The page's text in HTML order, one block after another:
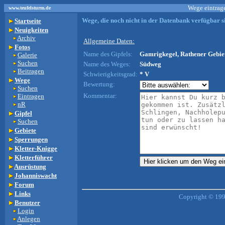
www.teufelsturm.de
Wege
Startseite
Neuigkeiten
Archiv
Fotos
Galerie
Suchen
Beitragen
Wege
Suchen
Eintragen
nR
Gipfel
Suchen
Gebiete
Sperrungen
Kletter-Knigge
Kletterführer
Ausrüstung
Johanniswacht
Forum
Links
Benutzer
Login
Anlegen
Wege, die noch nicht in der Datenbank verfügbar
Allgemeine Daten:
Name des Gipfels:
Gamrigkegel, Rathener
Name des Weges:
Südweg
Schwierigkeitsgrad: * V
Bewertung:
Kommentar:
Copyright ©